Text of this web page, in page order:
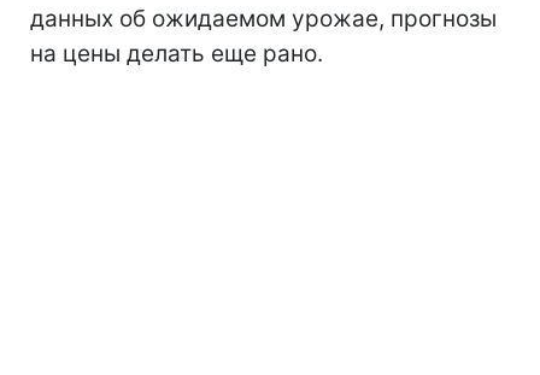
данных об ожидаемом урожае, прогнозы
на цены делать еще рано.